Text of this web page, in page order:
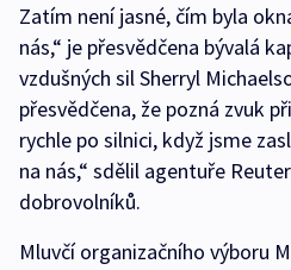
Zatím není jasné, čím byla
nás,“ je přesvědčena bývalá
vzdušných sil Sherryl
přesvědčena, že pozná zvuk
rychle po silnici, když jsme
na nás,“ sdělil agentuře
dobrovolníků.
Mluvčí organizačního výboru